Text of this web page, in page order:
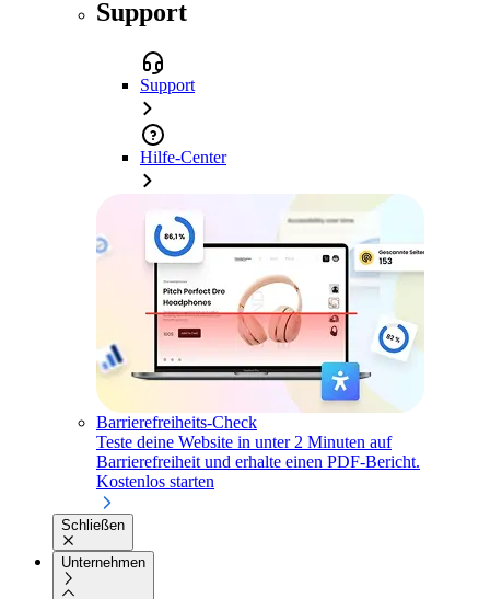
Support
Support
Hilfe-Center
Barrierefreiheits-Check
Teste deine Website in unter 2 Minuten auf
Barrierefreiheit und erhalte einen PDF-Bericht.
Kostenlos starten
Schließen
Unternehmen